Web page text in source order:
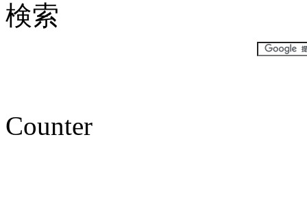
検索
Counter